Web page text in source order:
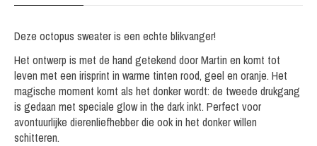
Deze octopus sweater is een echte blikvanger!
Het ontwerp is met de hand getekend door Martin en komt tot
leven met een irisprint in warme tinten rood, geel en oranje. Het
magische moment komt als het donker wordt: de tweede drukgang
is gedaan met speciale glow in the dark inkt. Perfect voor
avontuurlijke dierenliefhebber die ook in het donker willen
schitteren.